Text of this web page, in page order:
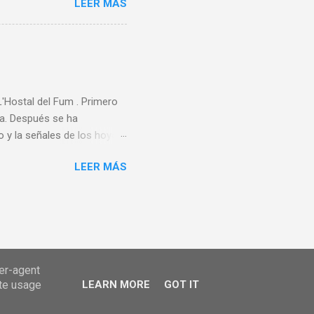
un grupo de aficionados
ser que la A.E.F.
de ningún
Campeonato de España
Los 80 y 90 En 1983 se
LEER MÁS
del Fum . Primero
Después se ha
y la señales de los hoyos,
canastas que están
A mediados de
después tuvi...
LEER MÁS
agent
usage
LEARN MORE GOT IT